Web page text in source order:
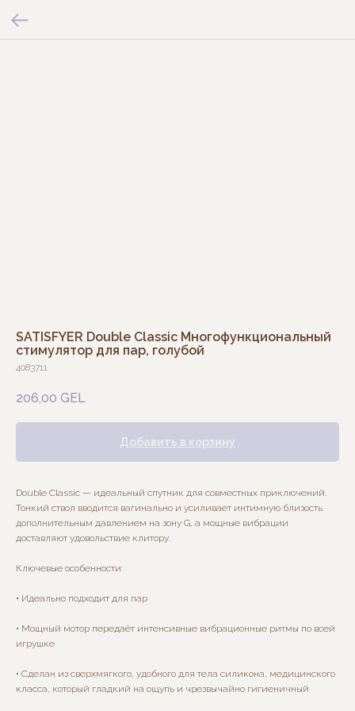
SATISFYER Double Classic Многофункциональный
стимулятор для пар, голубой
4083711
206,00 GEL
Добавить в корзину
Double Classic — идеальный спутник для совместных приключений.
Тонкий ствол вводится вагинально и усиливает интимную близость
дополнительным давлением на зону G, а мощные вибрации
доставляют удовольствие клитору.
Ключевые особенности:
• Идеально подходит для пар
• Мощный мотор передаёт интенсивные вибрационные ритмы по всей
игрушке
• Сделан из сверхмягкого, удобного для тела силикона, медицинского
класса, который гладкий на ощупь и чрезвычайно гигиеничный